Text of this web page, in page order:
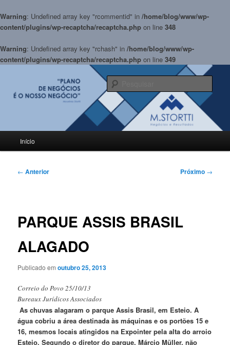
Warning: Undefined array key "rcommentid" in /home/blog/www/wp-
content/plugins/wp-recaptcha/recaptcha.php on line 348
Warning: Undefined array key "rchash" in /home/blog/www/wp-
content/plugins/wp-recaptcha/recaptcha.php on line 349
BLOG M.Stortti
principal
Início
Navegação
← Anterior Próximo →
PARQUE ASSIS BRASIL
ALAGADO
Publicado emoutubro 25, 2013
Correio do Povo 25/10/13
Bureaux Jurídicos Associados
As chuvas alagaram o parque Assis Brasil, em Esteio. A
água cobriu a área destinada às máquinas e os portões 15 e
16, mesmos locais atingidos na Expointer pela alta do arroio
Esteio. Segundo o diretor do parque, Márcio Müller, não